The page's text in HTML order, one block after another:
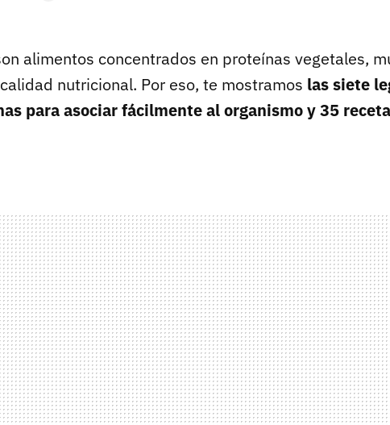
alimentos concentrados en proteínas vegetales,
nutricional. Por eso, te mostramos las siete
para asociar fácilmente al organismo y 35